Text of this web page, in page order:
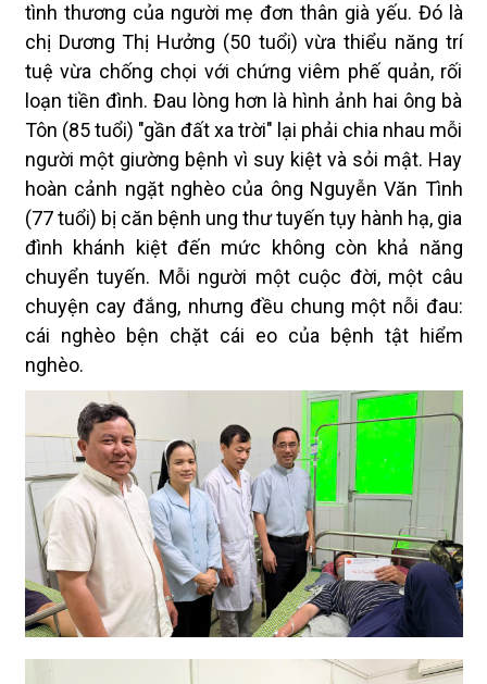
tình thương của người mẹ đơn thân già yếu. Đó là
chị Dương Thị Hưởng (50 tuổi) vừa thiểu năng trí
tuệ vừa chống chọi với chứng viêm phế quản, rối
loạn tiền đình. Đau lòng hơn là hình ảnh hai ông bà
Tôn (85 tuổi) "gần đất xa trời" lại phải chia nhau mỗi
người một giường bệnh vì suy kiệt và sỏi mật. Hay
hoàn cảnh ngặt nghèo của ông Nguyễn Văn Tình
(77 tuổi) bị căn bệnh ung thư tuyến tụy hành hạ, gia
đình khánh kiệt đến mức không còn khả năng
chuyển tuyến. Mỗi người một cuộc đời, một câu
chuyện cay đắng, nhưng đều chung một nỗi đau:
cái nghèo bện chặt cái eo của bệnh tật hiểm
nghèo.